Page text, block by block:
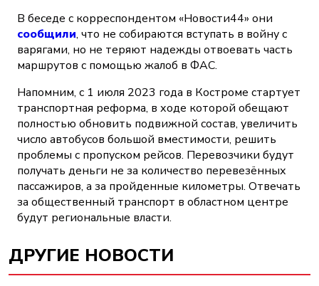
В беседе с корреспондентом «Новости44» они
сообщили, что не собираются вступать в войну с
варягами, но не теряют надежды отвоевать часть
маршрутов с помощью жалоб в ФАС.
Напомним, с 1 июля 2023 года в Костроме стартует
транспортная реформа, в ходе которой обещают
полностью обновить подвижной состав, увеличить
число автобусов большой вместимости, решить
проблемы с пропуском рейсов. Перевозчики будут
получать деньги не за количество перевезённых
пассажиров, а за пройденные километры. Отвечать
за общественный транспорт в областном центре
будут региональные власти.
ДРУГИЕ НОВОСТИ